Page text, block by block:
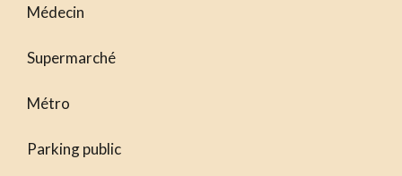
Médecin
Supermarché
Métro
Parking public